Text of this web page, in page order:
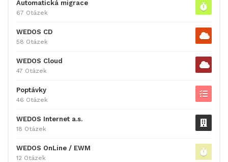
Automatická migrace
67 Otázek
WEDOS CD
58 Otázek
WEDOS Cloud
47 Otázek
Poptávky
46 Otázek
WEDOS Internet a.s.
18 Otázek
WEDOS OnLine / EWM
12 Otázek